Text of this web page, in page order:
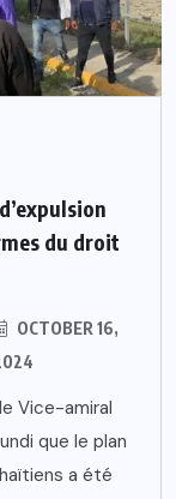
du droit
OCTOBER 16,
Vice-amiral
que le plan
a été